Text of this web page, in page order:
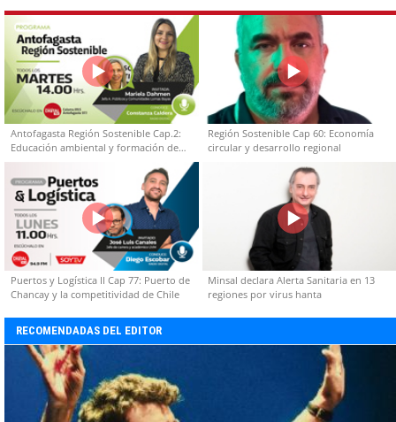
Antofagasta Región Sostenible Cap.2:
Educación ambiental y formación de
capacidades técnicas
Región Sostenible Cap 60: Economía
circular y desarrollo regional
Puertos y Logística II Cap 77: Puerto de
Chancay y la competitividad de Chile
Minsal declara Alerta Sanitaria en 13
regiones por virus hanta
RECOMENDADAS DEL EDITOR